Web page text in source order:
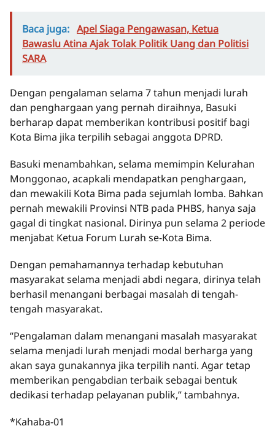
Baca juga: Apel Siaga Pengawasan, Ketua
Bawaslu Atina Ajak Tolak Politik Uang dan Politisi
SARA
Dengan pengalaman selama 7 tahun menjadi lurah
dan penghargaan yang pernah diraihnya, Basuki
berharap dapat memberikan kontribusi positif bagi
Kota Bima jika terpilih sebagai anggota DPRD.
Basuki menambahkan, selama memimpin Kelurahan
Monggonao, acapkali mendapatkan penghargaan,
dan mewakili Kota Bima pada sejumlah lomba. Bahkan
pernah mewakili Provinsi NTB pada PHBS, hanya saja
gagal di tingkat nasional. Dirinya pun selama 2 periode
menjabat Ketua Forum Lurah se-Kota Bima.
Dengan pemahamannya terhadap kebutuhan
masyarakat selama menjadi abdi negara, dirinya telah
berhasil menangani berbagai masalah di tengah-
tengah masyarakat.
“Pengalaman dalam menangani masalah masyarakat
selama menjadi lurah menjadi modal berharga yang
akan saya gunakannya jika terpilih nanti. Agar tetap
memberikan pengabdian terbaik sebagai bentuk
dedikasi terhadap pelayanan publik,” tambahnya.
*Kahaba-01